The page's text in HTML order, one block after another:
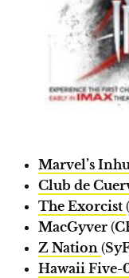
Marvel’s
Club de
The Exorcist (
MacGyver (
Z Nation (
Hawaii Five-